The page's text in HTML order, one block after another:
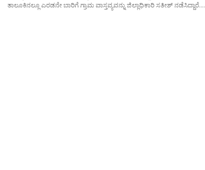
ತಾಲೂಕಿನಲ್ಲೂ ಎರಡನೇ ಬಾರಿಗೆ ಗ್ರಾಮ ವಾಸ್ತವ್ಯವನ್ನು ಜಿಲ್ಲಾಧಿಕಾರಿ ಸತೀಶ್ ನಡೆಸಿದ್ದಾರೆ....